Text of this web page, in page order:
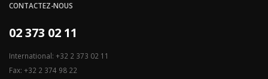
CONTACTEZ-NOUS
02 373 02 11
International: +32 2 373 02 11
Fax: +32 2 374 98 22